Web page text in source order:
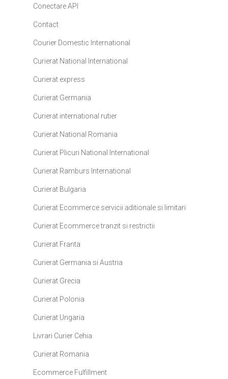
Conectare API
Contact
Courier Domestic International
Curierat National International
Curierat express
Curierat Germania
Curierat international rutier
Curierat National Romania
Curierat Plicuri National International
Curierat Ramburs International
Curierat Bulgaria
Curierat Ecommerce servicii aditionale si limitari
Curierat Ecommerce tranzit si restrictii
Curierat Franta
Curierat Germania si Austria
Curierat Grecia
Curierat Polonia
Curierat Ungaria
Livrari Curier Cehia
Curierat Romania
Ecommerce Fulfillment